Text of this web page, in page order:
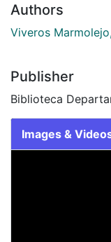
Authors
Viveros
Publisher
Biblioteca
Images &